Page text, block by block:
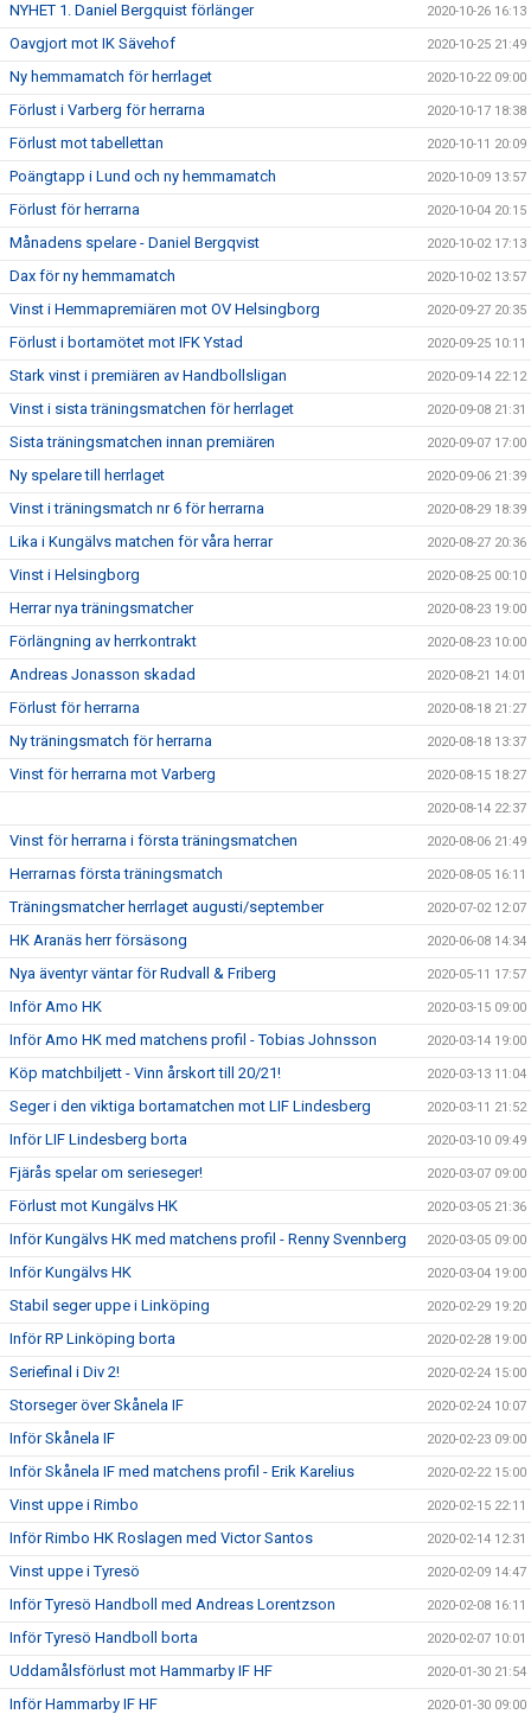
NYHET 1. Daniel Bergquist förlänger 2020-10-26 16:13
Oavgjort mot IK Sävehof 2020-10-25 21:49
Ny hemmamatch för herrlaget 2020-10-22 09:00
Förlust i Varberg för herrarna 2020-10-17 18:38
Förlust mot tabellettan 2020-10-11 20:09
Poängtapp i Lund och ny hemmamatch 2020-10-09 13:57
Förlust för herrarna 2020-10-04 20:15
Månadens spelare - Daniel Bergqvist 2020-10-02 17:13
Dax för ny hemmamatch 2020-10-02 13:57
Vinst i Hemmapremiären mot OV Helsingborg 2020-09-27 20:35
Förlust i bortamötet mot IFK Ystad 2020-09-25 10:11
Stark vinst i premiären av Handbollsligan 2020-09-14 22:12
Vinst i sista träningsmatchen för herrlaget 2020-09-08 21:31
Sista träningsmatchen innan premiären 2020-09-07 17:00
Ny spelare till herrlaget 2020-09-06 21:39
Vinst i träningsmatch nr 6 för herrarna 2020-08-29 18:39
Lika i Kungälvs matchen för våra herrar 2020-08-27 20:36
Vinst i Helsingborg 2020-08-25 00:10
Herrar nya träningsmatcher 2020-08-23 19:00
Förlängning av herrkontrakt 2020-08-23 10:00
Andreas Jonasson skadad 2020-08-21 14:01
Förlust för herrarna 2020-08-18 21:27
Ny träningsmatch för herrarna 2020-08-18 13:37
Vinst för herrarna mot Varberg 2020-08-15 18:27
2020-08-14 22:37
Vinst för herrarna i första träningsmatchen 2020-08-06 21:49
Herrarnas första träningsmatch 2020-08-05 16:11
Träningsmatcher herrlaget augusti/september 2020-07-02 12:07
HK Aranäs herr försäsong 2020-06-08 14:34
Nya äventyr väntar för Rudvall & Friberg 2020-05-11 17:57
Inför Amo HK 2020-03-15 09:00
Inför Amo HK med matchens profil - Tobias Johnsson 2020-03-14 19:00
Köp matchbiljett - Vinn årskort till 20/21! 2020-03-13 11:04
Seger i den viktiga bortamatchen mot LIF Lindesberg 2020-03-11 21:52
Inför LIF Lindesberg borta 2020-03-10 09:49
Fjärås spelar om serieseger! 2020-03-07 09:00
Förlust mot Kungälvs HK 2020-03-05 21:36
Inför Kungälvs HK med matchens profil - Renny Svennberg 2020-03-05 09:00
Inför Kungälvs HK 2020-03-04 19:00
Stabil seger uppe i Linköping 2020-02-29 19:20
Inför RP Linköping borta 2020-02-28 19:00
Seriefinal i Div 2! 2020-02-24 15:00
Storseger över Skånela IF 2020-02-24 10:07
Inför Skånela IF 2020-02-23 09:00
Inför Skånela IF med matchens profil - Erik Karelius 2020-02-22 15:00
Vinst uppe i Rimbo 2020-02-15 22:11
Inför Rimbo HK Roslagen med Victor Santos 2020-02-14 12:31
Vinst uppe i Tyresö 2020-02-09 14:47
Inför Tyresö Handboll med Andreas Lorentzson 2020-02-08 16:11
Inför Tyresö Handboll borta 2020-02-07 10:01
Uddamålsförlust mot Hammarby IF HF 2020-01-30 21:54
Inför Hammarby IF HF 2020-01-30 09:00